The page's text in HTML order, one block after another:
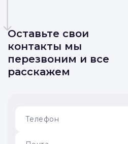
Оставьте свои
контакты мы
перезвоним и все
расскажем